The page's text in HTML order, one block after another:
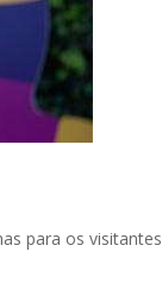
para os visitantes